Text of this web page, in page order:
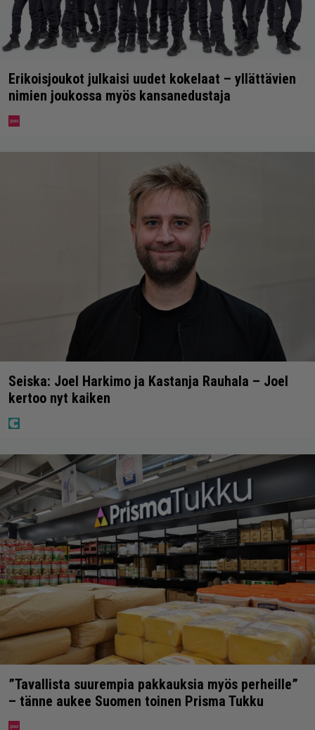
Erikoisjoukot julkaisi uudet kokelaat – yllättävien
nimien joukossa myös kansanedustaja
Seiska: Joel Harkimo ja Kastanja Rauhala – Joel
kertoo nyt kaiken
”Tavallista suurempia pakkauksia myös perheille”
– tänne aukee Suomen toinen Prisma Tukku